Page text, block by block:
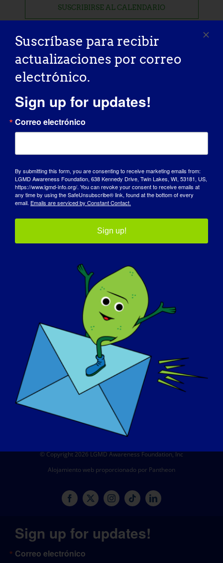
SUSCRIBIRSE AL CALENDARIO
DÍA DE SENSIBILIZACIÓN
BASE DE CONOCIMIENTOS
QUIÉNES SOMOS
EVENTOS
PÓNGASE EN CONTACTO CON
TIENDA
DONAR
© Copyright 2026 LGMD Awareness Foundation, Inc
Alojamiento web proporcionado por Pantheon
Sign up for updates!
Correo electrónico
Suscríbase para recibir
actualizaciones por correo
electrónico.
Sign up for updates!
Correo electrónico
By submitting this form, you are consenting to receive marketing emails from:
LGMD Awareness Foundation, 638 Kennedy Drive, Twin Lakes, WI, 53181, US,
https://www.lgmd-info.org/. You can revoke your consent to receive emails at
any time by using the SafeUnsubscribe® link, found at the bottom of every
email. Emails are serviced by Constant Contact.
Sign up!